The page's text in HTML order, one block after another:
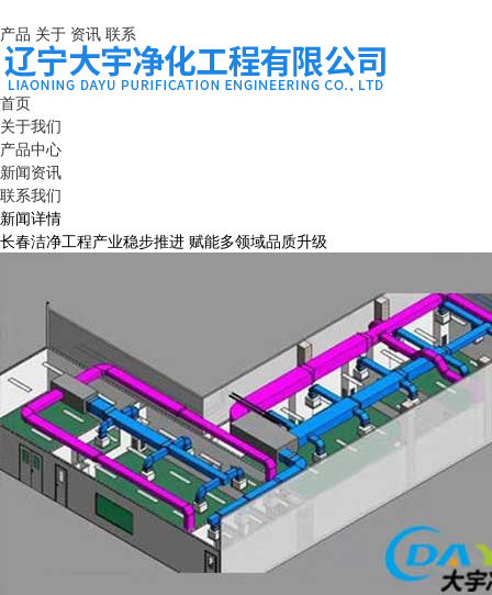
产品 关于 资讯 联系
首页
关于我们
产品中心
新闻资讯
联系我们
新闻详情
长春洁净工程产业稳步推进 赋能多领域品质升级